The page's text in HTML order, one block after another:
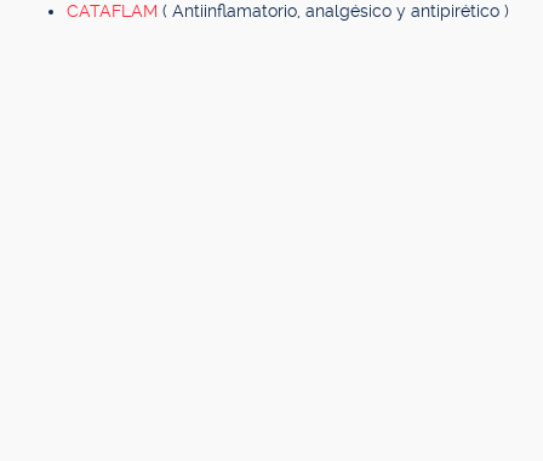
CATAFLAM ( Antiinflamatorio, analgésico y antipirético )